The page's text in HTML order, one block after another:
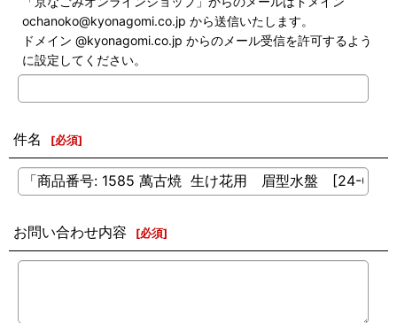
ochanoko@kyonagomi.co.jp から送信いたします。
ドメイン @kyonagomi.co.jp からのメール受信を許可するよう
に設定してください。
件名 [必須]
お問い合わせ内容 [必須]